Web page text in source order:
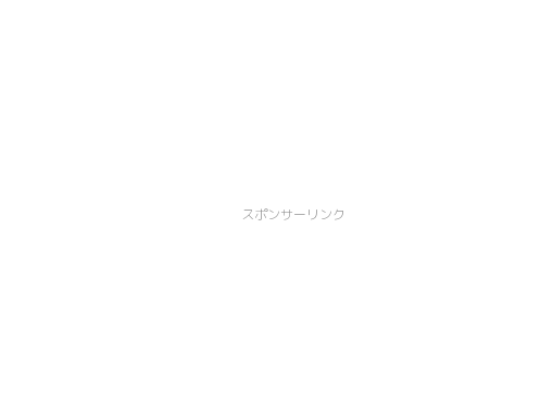
スポンサーリンク